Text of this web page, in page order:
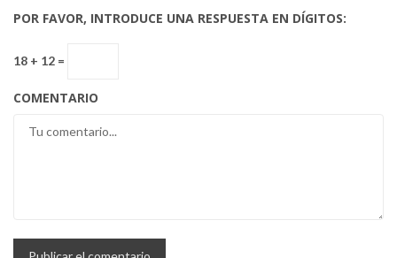
POR FAVOR, INTRODUCE UNA RESPUESTA EN DÍGITOS:
18 + 12 =
COMENTARIO